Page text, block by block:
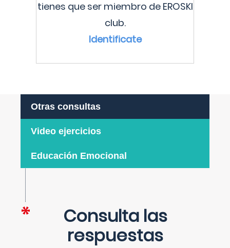
tienes que ser miembro de EROSKI
club.
Identificate
Otras consultas
Video ejercicios
Educación Emocional
Consulta las
respuestas